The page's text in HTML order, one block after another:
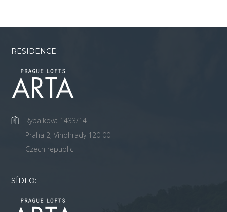
RESIDENCE
Rybalkova 1433/14
Praha 2, Vinohrady 120 00
Czech republic
SÍDLO: